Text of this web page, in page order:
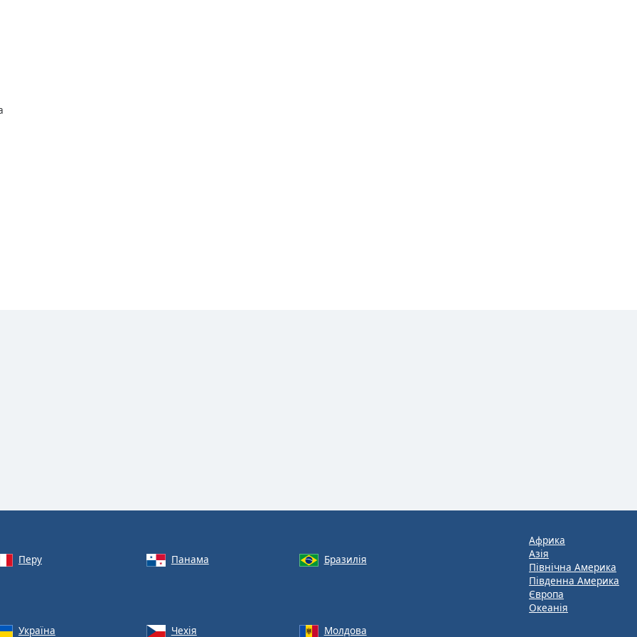
Перу Панама
Бразилія
Україна Чехія Молдова
Африка
Азія
Північна Америка
Південна Америка
Європа
Океанія